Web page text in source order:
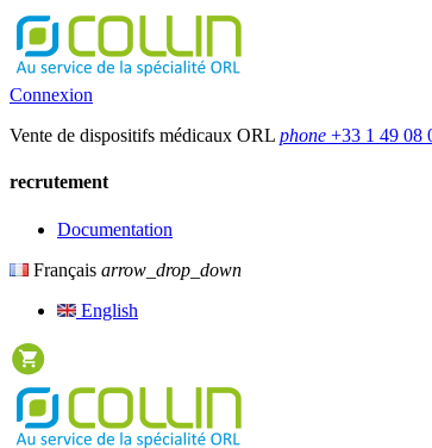
Connexion
Vente de dispositifs médicaux ORL phone +33 1 49 08
recrutement
Documentation
Français arrow_drop_down
English